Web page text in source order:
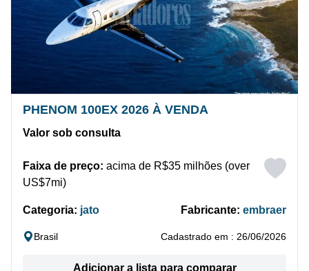
PHENOM 100EX 2026 À VENDA
Valor sob consulta
Faixa de preço: acima de R$35 milhões (over
US$7mi)
Categoria: jato Fabricante: embraer
Brasil Cadastrado em : 26/06/2026
Adicionar a lista para comparar